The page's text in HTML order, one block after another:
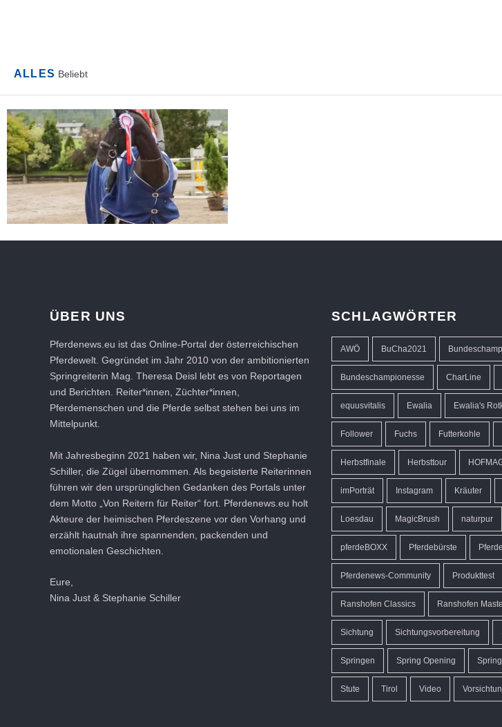
ALLES Beliebt
ÜBER UNS
Pferdenews.eu ist das Online-Portal der österreichischen
Pferdewelt. Gegründet im Jahr 2010 von der ambitionierten
Springreiterin Mag. Theresa Deisl lebt es von Reportagen
und Berichten. Reiter*innen, Züchter*innen,
Pferdemenschen und die Pferde selbst stehen bei uns im
Mittelpunkt.
Mit Jahresbeginn 2021 haben wir, Nina Just und Stephanie
Schiller, die Zügel übernommen. Als begeisterte Reiterinnen
führen wir den ursprünglichen Gedanken des Portals unter
dem Motto „Von Reitern für Reiter“ fort. Pferdenews.eu holt
Akteure der heimischen Pferdeszene vor den Vorhang und
erzählt hautnah ihre spannenden, packenden und
emotionalen Geschichten.
Eure,
Nina Just & Stephanie Schiller
SCHLAGWÖRTER
AWÖ BuCha2021
Bundeschampionesse CharLine
equusvitalis Ewalia Ewalia's
Follower Fuchs Futterkohle
Herbstfinale Herbsttour
imPorträt Instagram Kräuter
Loesdau MagicBrush naturpur
pferdeBOXX Pferdebürste
Pferdenews-Community Produkttest
Ranshofen Classics Ranshofen
Sichtung Sichtungsvorbereitung
Springen Spring Opening
Stute Tirol Video